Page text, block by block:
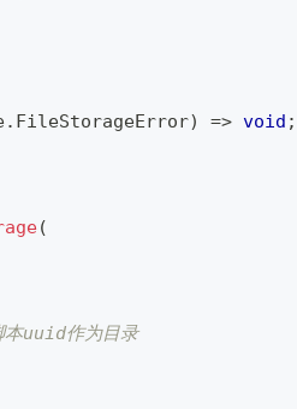
. FileStorageError) => void ;
(
uuid作为目录